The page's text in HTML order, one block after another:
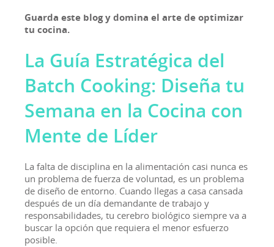
Guarda este blog y domina el arte de optimizar
tu cocina.
La Guía Estratégica del
Batch Cooking: Diseña tu
Semana en la Cocina con
Mente de Líder
La falta de disciplina en la alimentación casi nunca es
un problema de fuerza de voluntad, es un problema
de diseño de entorno. Cuando llegas a casa cansada
después de un día demandante de trabajo y
responsabilidades, tu cerebro biológico siempre va a
buscar la opción que requiera el menor esfuerzo
posible.